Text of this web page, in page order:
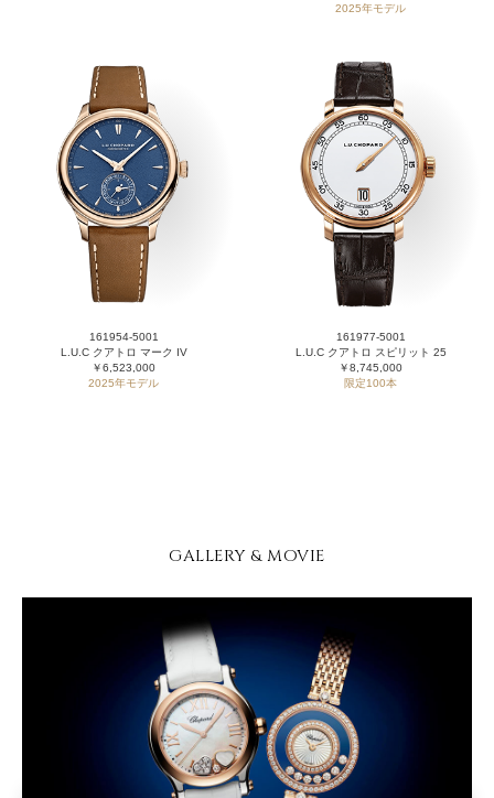
2025年モデル
161954-5001
L.U.C クアトロ マーク IV
￥6,523,000
2025年モデル
161977-5001
L.U.C クアトロ スピリット 25
￥8,745,000
限定100本
GALLERY & MOVIE